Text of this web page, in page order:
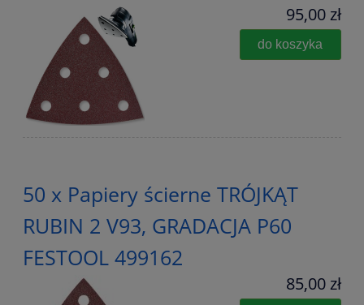
95,00 zł
do koszyka
50 x Papiery ścierne TRÓJKĄT
RUBIN 2 V93, GRADACJA P60
FESTOOL 499162
85,00 zł